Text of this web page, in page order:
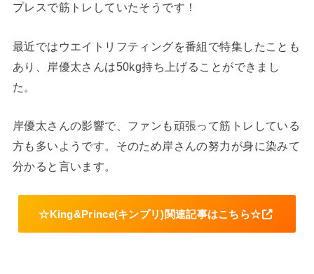
プレスで筋トレしていたそうです！
最近ではウエイトリフティングを番組で特集したことも
あり、岸優太さんは50kg持ち上げることができまし
た。
岸優太さんの影響で、ファンも頑張って筋トレしている
方も多いようです。そのため岸さんの努力が身に染みて
分かると言います。
☆King&Prince(キンプリ)関連記事はこちら☆